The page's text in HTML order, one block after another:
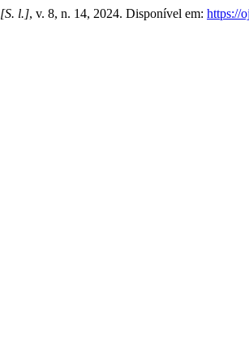
[S. l.], v. 8, n. 14, 2024. Disponível em: https://